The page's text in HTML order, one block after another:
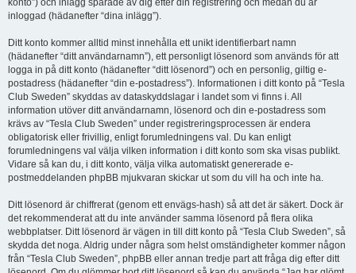
konto”) och inlägg sparade av dig efter din registrering och medan du är
inloggad (hädanefter “dina inlägg”).
Ditt konto kommer alltid minst innehålla ett unikt identifierbart namn
(hädanefter “ditt användarnamn”), ett personligt lösenord som används för att
logga in på ditt konto (hädanefter “ditt lösenord”) och en personlig, giltig e-
postadress (hädanefter “din e-postadress”). Informationen i ditt konto på “Tesla
Club Sweden” skyddas av dataskyddslagar i landet som vi finns i. All
information utöver ditt användarnamn, lösenord och din e-postadress som
krävs av “Tesla Club Sweden” under registreringsprocessen är endera
obligatorisk eller frivillig, enligt forumledningens val. Du kan enligt
forumledningens val välja vilken information i ditt konto som ska visas publikt.
Vidare så kan du, i ditt konto, välja vilka automatiskt genererade e-
postmeddelanden phpBB mjukvaran skickar ut som du vill ha och inte ha.
Ditt lösenord är chiffrerat (genom ett envägs-hash) så att det är säkert. Dock är
det rekommenderat att du inte använder samma lösenord på flera olika
webbplatser. Ditt lösenord är vägen in till ditt konto på “Tesla Club Sweden”, så
skydda det noga. Aldrig under några som helst omständigheter kommer någon
från “Tesla Club Sweden”, phpBB eller annan tredje part att fråga dig efter ditt